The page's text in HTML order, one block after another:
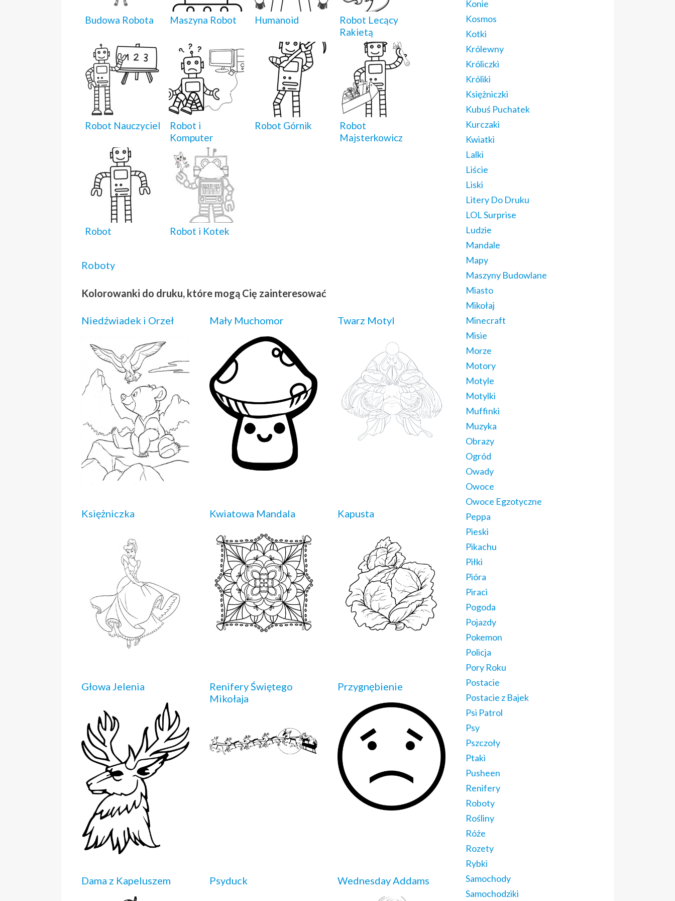
Budowa Robota Maszyna Robot Humanoid
Robot Lecący
Rakietą
Robot Nauczyciel
Robot i
Komputer
Robot Górnik
Robot
Majsterkowicz
Robot Robot i Kotek
Roboty
Kolorowanki do druku, które mogą Cię zainteresować
Niedźwiadek i Orzeł Mały Muchomor Twarz Motyl
Księżniczka Kwiatowa Mandala Kapusta
Głowa Jelenia
Renifery Świętego
Mikołaja
Przygnębienie
Dama z Kapeluszem Psyduck Wednesday Addams
Konie
Kosmos
Kotki
Królewny
Króliczki
Króliki
Księżniczki
Kubuś Puchatek
Kurczaki
Kwiatki
Lalki
Liście
Liski
Litery Do Druku
LOL Surprise
Ludzie
Mandale
Mapy
Maszyny Budowlane
Miasto
Mikołaj
Minecraft
Misie
Morze
Motory
Motyle
Motylki
Muffinki
Muzyka
Obrazy
Ogród
Owady
Owoce
Owoce Egzotyczne
Peppa
Pieski
Pikachu
Piłki
Pióra
Piraci
Pogoda
Pojazdy
Pokemon
Policja
Pory Roku
Postacie
Postacie z Bajek
Psi Patrol
Psy
Pszczoły
Ptaki
Pusheen
Renifery
Roboty
Rośliny
Róże
Rozety
Rybki
Samochody
Samochodziki